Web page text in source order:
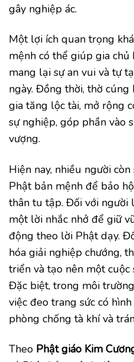
gây nghiệp ác.
Một lợi ích quan trọng
mệnh có thể giúp gia
mang lại sự an vui và tự
ngày. Đồng thời, thờ
gia tăng lộc tài, mở rộng
sự nghiệp, góp phần vào
vượng.
Hiện nay, nhiều người
Phật bản mệnh để bảo
thân tu tập. Đối với người
một lời nhắc nhở để giữ
động theo lời Phật dạy.
hóa giải nghiệp chướng,
triển và tạo nên một cuộc
Đặc biệt, trong môi
việc đeo trang sức có
phòng chống tà khí và
Theo Phật giáo Kim